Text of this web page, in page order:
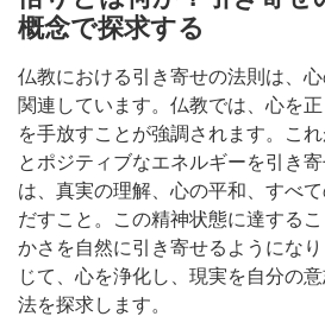
概念で探求する
仏教における引き寄せの法則は、
関連しています。仏教では、心を
を手放すことが強調されます。こ
とポジティブなエネルギーを引き
は、真実の理解、心の平和、すべ
だすこと。この精神状態に達する
かさを自然に引き寄せるようにな
じて、心を浄化し、現実を自分の
法を探求します。